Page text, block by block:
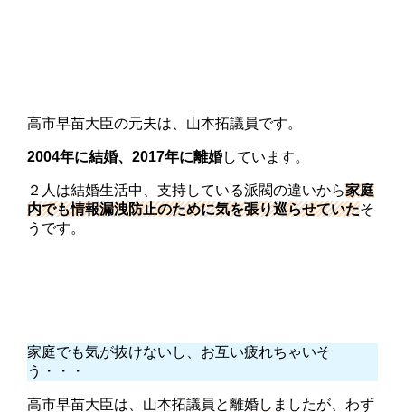
高市早苗大臣の元夫は、山本拓議員です。
2004年に結婚、2017年に離婚しています。
２人は結婚生活中、支持している派閥の違いから家庭
内でも情報漏洩防止のために気を張り巡らせていたそ
うです。
家庭でも気が抜けないし、お互い疲れちゃいそ
う・・・
高市早苗大臣は、山本拓議員と離婚しましたが、わず